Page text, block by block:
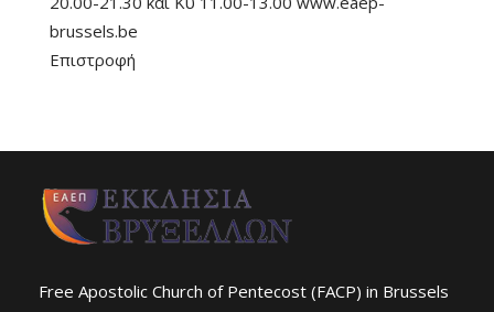
brussels.be
Επιστροφή
Free Apostolic Church of Pentecost (FACP) in Brussels